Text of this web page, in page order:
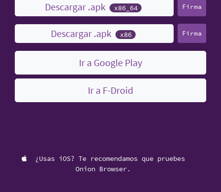
Descargar .apk x86_64 Firma
Descargar .apk x86 Firma
Ir a Google Play
Ir a F-Droid
¿Usas iOS? Te recomendamos que pruebes
Onion Browser.